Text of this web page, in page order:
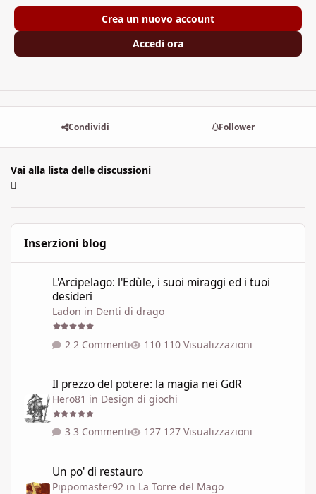
Crea un nuovo account
Accedi ora
Condividi Follower
Vai alla lista delle discussioni
Inserzioni blog
L'Arcipelago: l'Edùle, i suoi miraggi ed i tuoi
desideri
Ladon in Denti di drago
2 Commenti 110 Visualizzazioni
Il prezzo del potere: la magia nei GdR
Hero81 in Design di giochi
3 Commenti 127 Visualizzazioni
Un po' di restauro
Pippomaster92 in La Torre del Mago